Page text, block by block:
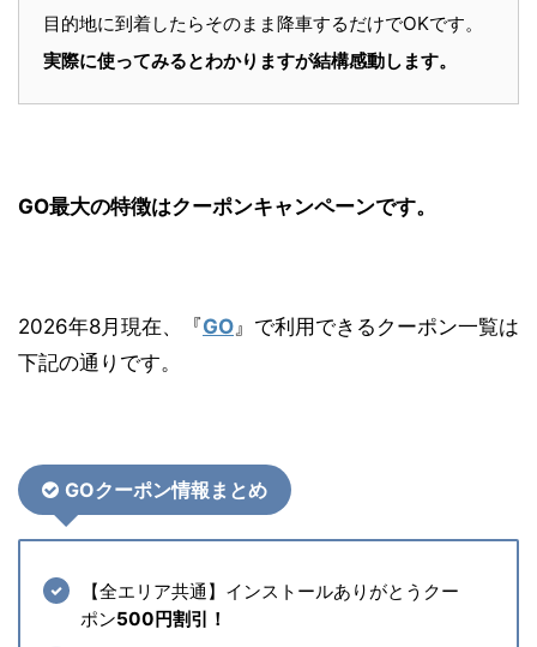
目的地に到着したらそのまま降車するだけでOKです。
実際に使ってみるとわかりますが結構感動します。
GO最大の特徴はクーポンキャンペーンです。
2026年8月現在、『GO 』で利用できるクーポン一覧は
下記の通りです。
GOクーポン情報まとめ
【全エリア共通】インストールありがとうクー
ポン500円割引！